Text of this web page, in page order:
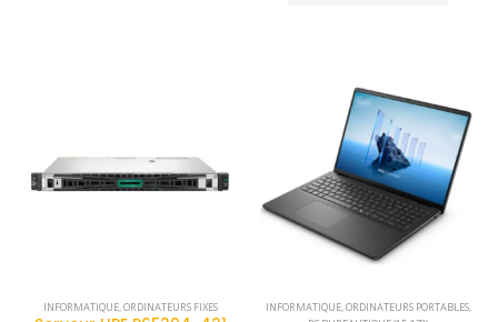
INFORMATIQUE,ORDINATEURS FIXES INFORMATIQUE,ORDINATEURS PORTABLES,